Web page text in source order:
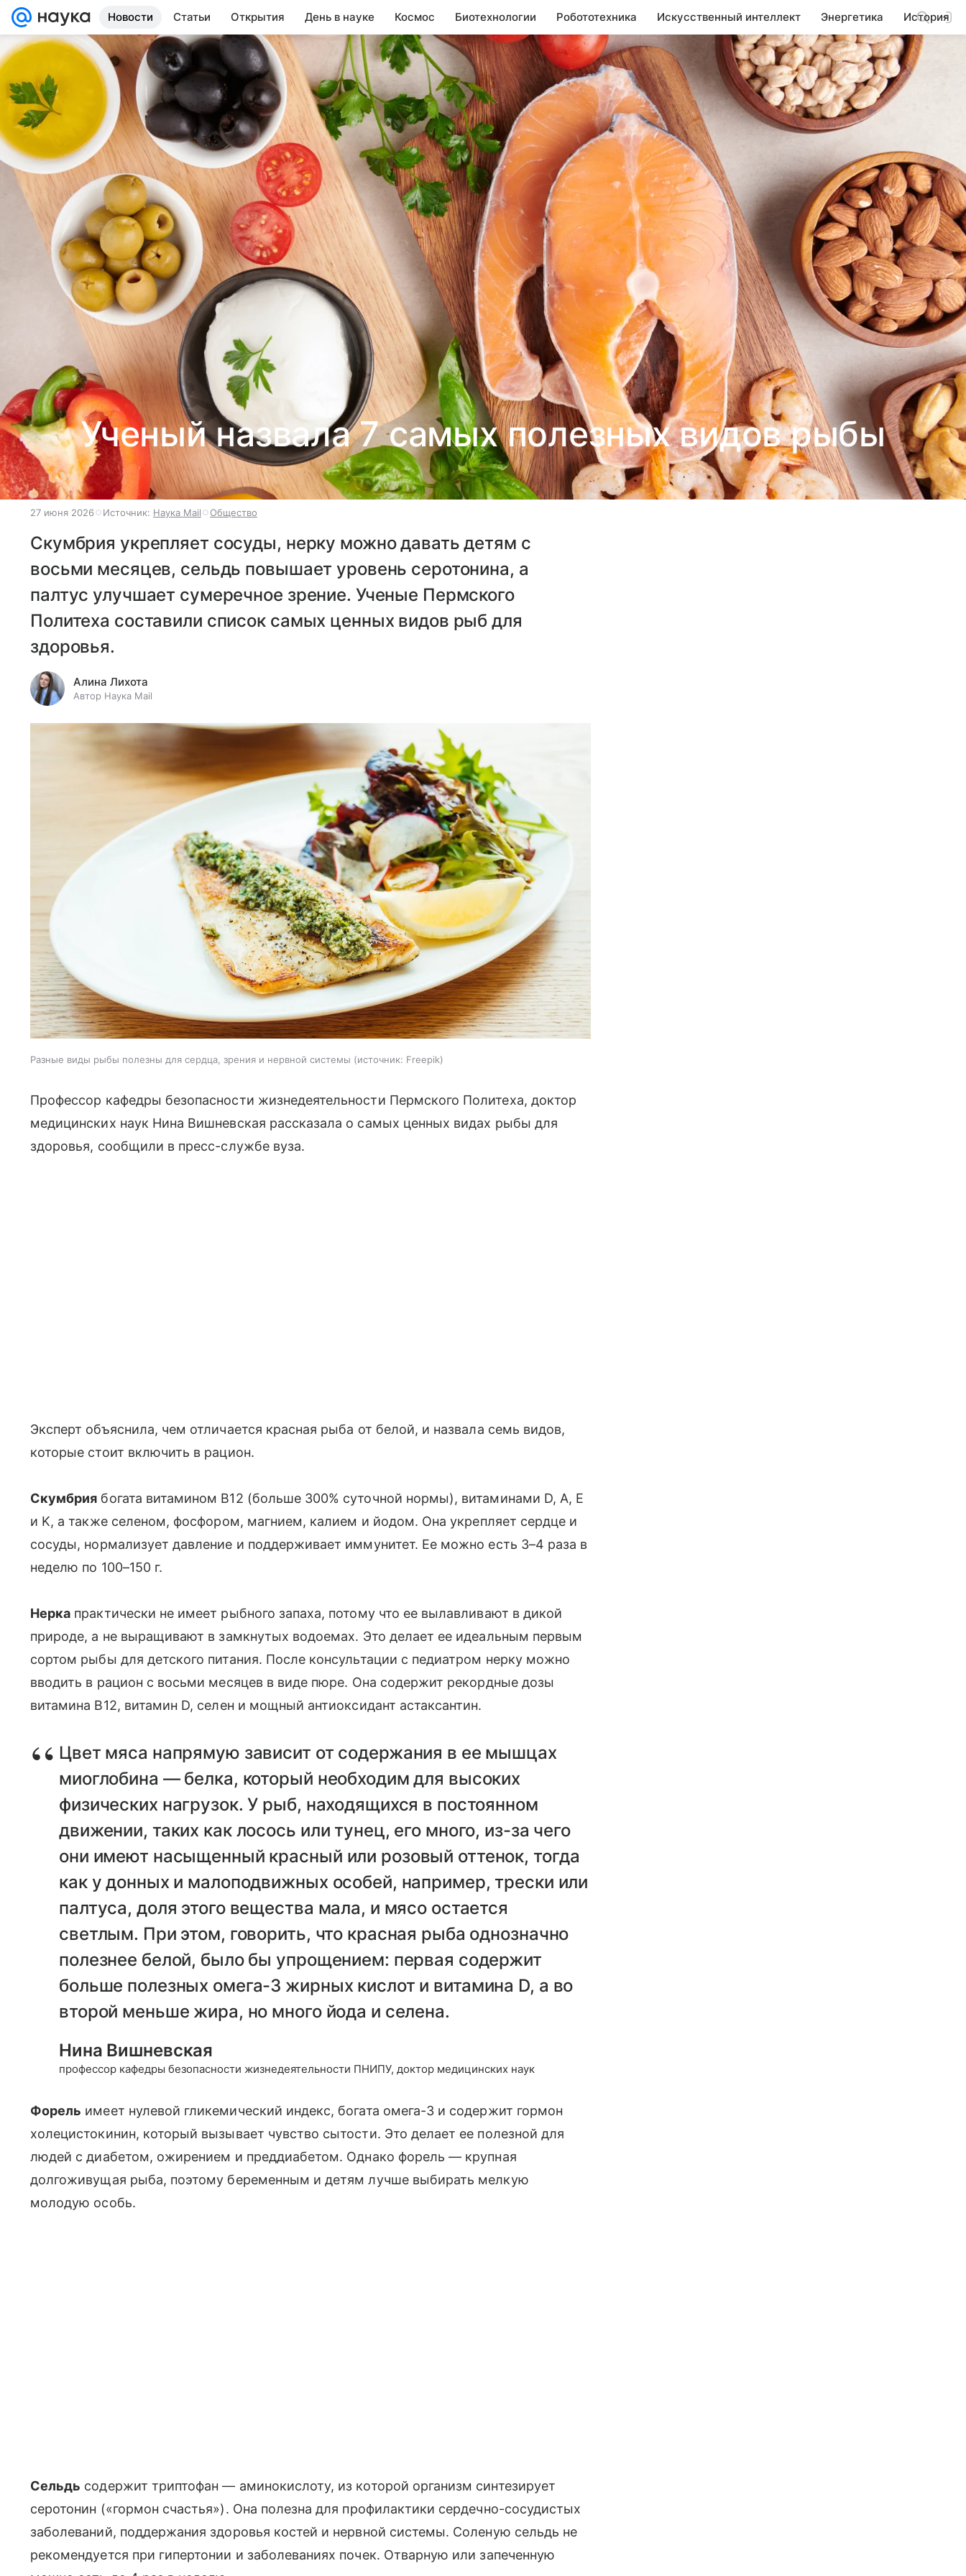
Новости Статьи Открытия День в науке Космос Биотехнологии Робототехника Искусственный интеллект Энергетика История
Ученый назвала 7 самых полезных видов рыбы
27 июня 2026 Источник: Наука Mail Общество
Скумбрия укрепляет сосуды, нерку можно давать детям с
восьми месяцев, сельдь повышает уровень серотонина, а
палтус улучшает сумеречное зрение. Ученые Пермского
Политеха составили список самых ценных видов рыб для
здоровья.
Алина Лихота
Автор Наука Mail
Разные виды рыбы полезны для сердца, зрения и нервной системы источник: Freepik
Профессор кафедры безопасности жизнедеятельности Пермского Политеха, доктор
медицинских наук Нина Вишневская рассказала о самых ценных видах рыбы для
здоровья, сообщили в пресс-службе вуза.
Эксперт объяснила, чем отличается красная рыба от белой, и назвала семь видов,
которые стоит включить в рацион.
Скумбрия богата витамином B12 (больше 300% суточной нормы), витаминами D, A, E
и K, а также селеном, фосфором, магнием, калием и йодом. Она укрепляет сердце и
сосуды, нормализует давление и поддерживает иммунитет. Ее можно есть 3–4 раза в
неделю по 100–150 г.
Нерка практически не имеет рыбного запаха, потому что ее вылавливают в дикой
природе, а не выращивают в замкнутых водоемах. Это делает ее идеальным первым
сортом рыбы для детского питания. После консультации с педиатром нерку можно
вводить в рацион с восьми месяцев в виде пюре. Она содержит рекордные дозы
витамина B12, витамин D, селен и мощный антиоксидант астаксантин.
Цвет мяса напрямую зависит от содержания в ее мышцах
миоглобина — белка, который необходим для высоких
физических нагрузок. У рыб, находящихся в постоянном
движении, таких как лосось или тунец, его много, из-за чего
они имеют насыщенный красный или розовый оттенок, тогда
как у донных и малоподвижных особей, например, трески или
палтуса, доля этого вещества мала, и мясо остается
светлым. При этом, говорить, что красная рыба однозначно
полезнее белой, было бы упрощением: первая содержит
больше полезных омега-3 жирных кислот и витамина D, а во
второй меньше жира, но много йода и селена.
Нина Вишневская
профессор кафедры безопасности жизнедеятельности ПНИПУ, доктор медицинских наук
Форель имеет нулевой гликемический индекс, богата омега-3 и содержит гормон
холецистокинин, который вызывает чувство сытости. Это делает ее полезной для
людей с диабетом, ожирением и преддиабетом. Однако форель — крупная
долгоживущая рыба, поэтому беременным и детям лучше выбирать мелкую
молодую особь.
Сельдь содержит триптофан — аминокислоту, из которой организм синтезирует
серотонин («гормон счастья»). Она полезна для профилактики сердечно-сосудистых
заболеваний, поддержания здоровья костей и нервной системы. Соленую сельдь не
рекомендуется при гипертонии и заболеваниях почек. Отварную или запеченную